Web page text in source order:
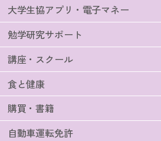
大学生協アプリ・電子マネー
勉学研究サポート
講座・スクール
食と健康
購買・書籍
自動車運転免許